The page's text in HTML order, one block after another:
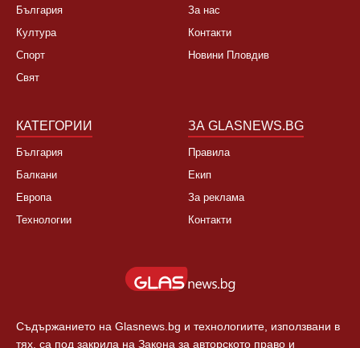
България
Култура
Спорт
Свят
За нас
Контакти
Новини Пловдив
КАТЕГОРИИ
България
Балкани
Европа
Технологии
ЗА GLASNEWS.BG
Правила
Екип
За реклама
Контакти
Съдържанието на Glasnews.bg и технологиите, използвани в
тях, са под закрила на Закона за авторското право и